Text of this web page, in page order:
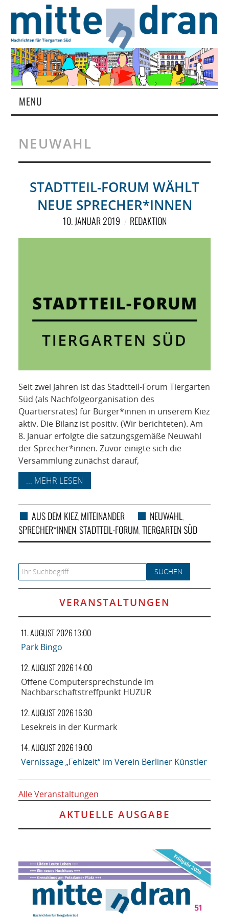
MENU
MAGAZIN
ÜBER UNS
RUBRIKEN
NEUWAHL
STADTTEIL-FORUM WÄHLT
NEUE SPRECHER*INNEN
10. JANUAR 2019 REDAKTION
Seit zwei Jahren ist das Stadtteil-Forum Tiergarten
Süd (als Nachfolgeorganisation des
Quartiersrates) für Bürger*innen in unserem Kiez
aktiv. Die Bilanz ist positiv. (Wir berichteten). Am
8. Januar erfolgte die satzungsgemäße Neuwahl
der Sprecher*innen. Zuvor einigte sich die
Versammlung zunächst darauf,
... MEHR LESEN
AUS DEM KIEZ, MITEINANDER NEUWAHL,
SPRECHER*INNEN,STADTTEIL-FORUM,TIERGARTEN SÜD
Search for:
VERANSTALTUNGEN
11. AUGUST 2026 13:00
Park Bingo
12. AUGUST 2026 14:00
Offene Computersprechstunde im
Nachbarschaftstreffpunkt HUZUR
12. AUGUST 2026 16:30
Lesekreis in der Kurmark
14. AUGUST 2026 19:00
Vernissage „Fehlzeit“ im Verein Berliner Künstler
Alle Veranstaltungen
AKTUELLE AUSGABE